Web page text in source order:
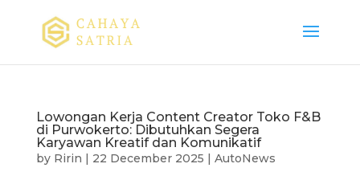
Lowongan Kerja Content Creator Toko F&B
di Purwokerto: Dibutuhkan Segera
Karyawan Kreatif dan Komunikatif
by Ririn | 22 December 2025 | AutoNews